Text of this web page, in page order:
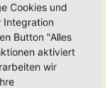
Cookies und
Integration
Button "Alles
aktiviert
wir